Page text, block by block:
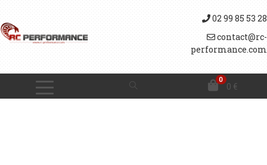
02 99 85 53 28
contact@rc-
performance.com
0
0 €